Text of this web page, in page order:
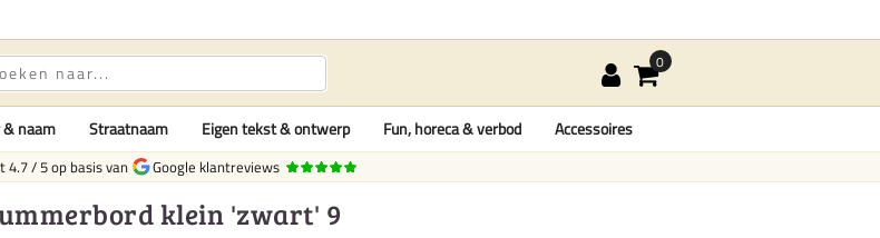
naam Straatnaam Eigen tekst & ontwerp Fun, horeca & verbod Accessoires
4.7/5op basis van Google klantreviews
klein 'zwart' 9